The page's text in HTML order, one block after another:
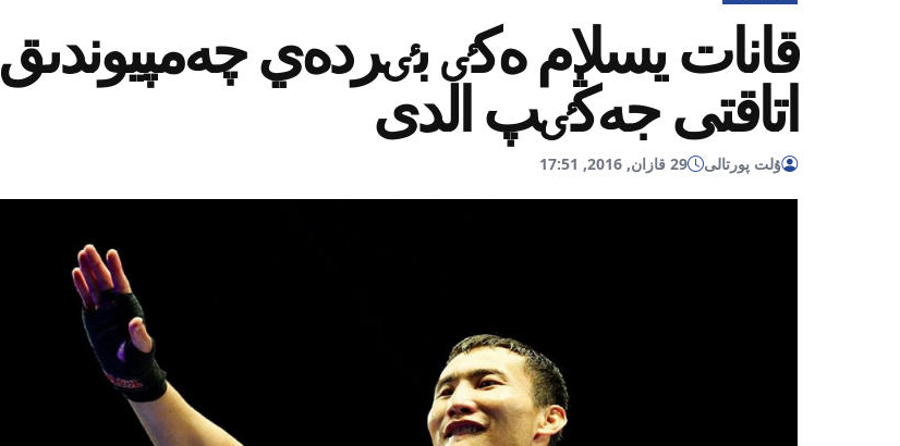
قانات يسلام ەكٸ بٸردەي چەمپيوندىق
اتاقتى جەڭٸپ الدى
ۇلت پورتالى 29 قازان, 2016, 17:51